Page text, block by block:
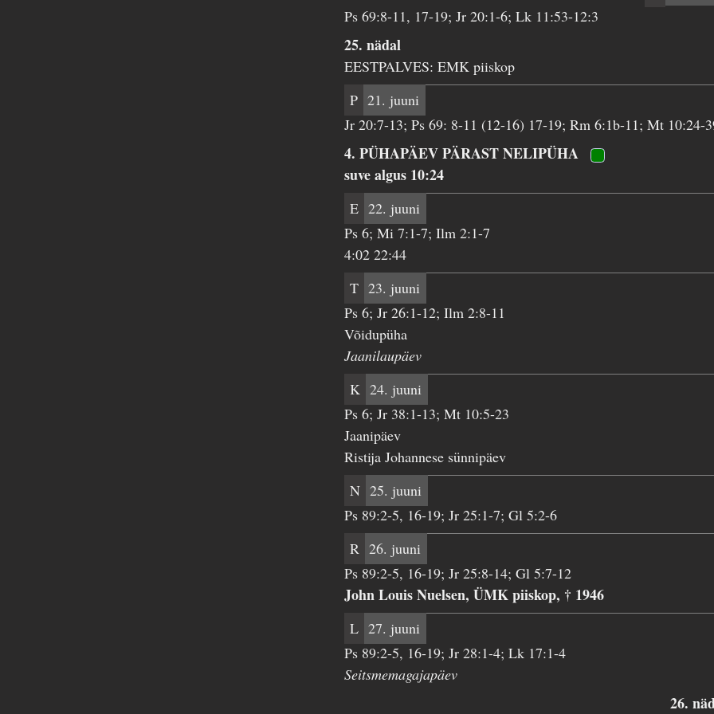
Ps 69:8-11, 17-19; Jr 20:1-6; Lk 11:53-12:3
25. nädal
EESTPALVES: EMK piiskop
P 21. juuni
Jr 20:7-13; Ps 69: 8-11 (12-16) 17-19; Rm 6:1b-11; Mt 10:24-
4. PÜHAPÄEV PÄRAST NELIPÜHA
suve algus 10:24
E 22. juuni
Ps 6; Mi 7:1-7; Ilm 2:1-7
4:02 22:44
T 23. juuni
Ps 6; Jr 26:1-12; Ilm 2:8-11
Võidupüha
Jaanilaupäev
K 24. juuni
Ps 6; Jr 38:1-13; Mt 10:5-23
Jaanipäev
Ristija Johannese sünnipäev
N 25. juuni
Ps 89:2-5, 16-19; Jr 25:1-7; Gl 5:2-6
R 26. juuni
Ps 89:2-5, 16-19; Jr 25:8-14; Gl 5:7-12
John Louis Nuelsen, ÜMK piiskop, † 1946
L 27. juuni
Ps 89:2-5, 16-19; Jr 28:1-4; Lk 17:1-4
Seitsmemagajapäev
26.